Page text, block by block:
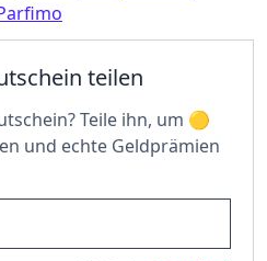
teilen
Teile ihn, um
und echte Geldprämien